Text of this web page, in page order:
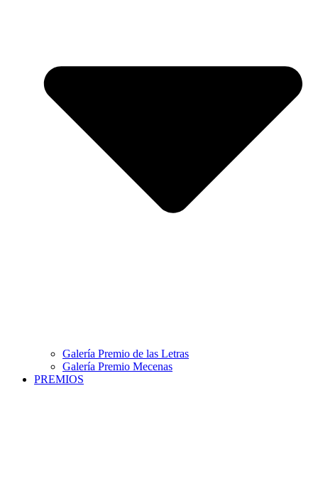
Galería Premio de las Letras
Galería Premio Mecenas
PREMIOS